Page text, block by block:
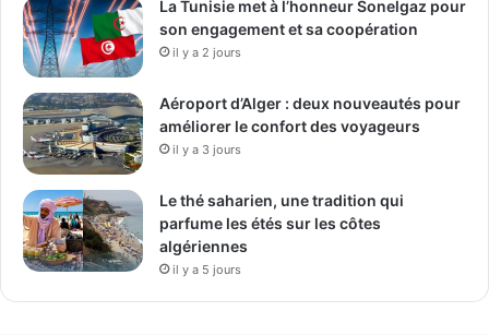
La Tunisie met à l’honneur Sonelgaz pour
son engagement et sa coopération
il y a 2 jours
Aéroport d’Alger : deux nouveautés pour
améliorer le confort des voyageurs
il y a 3 jours
Le thé saharien, une tradition qui
parfume les étés sur les côtes
algériennes
il y a 5 jours